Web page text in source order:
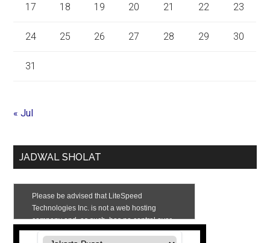
17 18 19 20 21 22 23
24 25 26 27 28 29 30
31
« Jul
JADWAL SHOLAT